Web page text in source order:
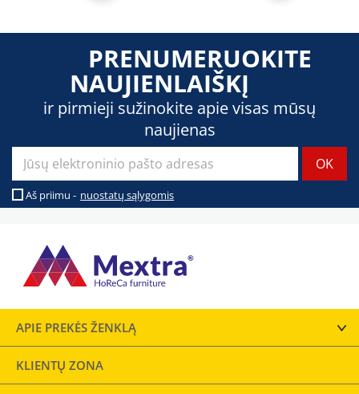
PRENUMERUOKITE
NAUJIENLAIŠKĮ
ir pirmieji sužinokite apie visas mūsų
naujienas
Aš priimu - nuostatų sąlygomis
APIE PREKĖS ŽENKLĄ
KLIENTŲ ZONA